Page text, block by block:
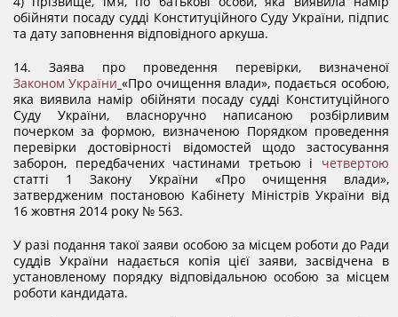
обійняти посаду судді Конституційного Суду України, підпис
та дату заповнення відповідного аркуша.
14. Заява про проведення перевірки, визначеної
Законом України «Про очищення влади», подається особою,
яка виявила намір обійняти посаду судді Конституційного
Суду України, власноручно написаною розбірливим
почерком за формою, визначеною Порядком проведення
перевірки достовірності відомостей щодо застосування
заборон, передбачених частинами третьою і четвертою
статті 1 Закону України «Про очищення влади»,
затвердженим постановою Кабінету Міністрів України від
16 жовтня 2014 року № 563.
У разі подання такої заяви особою за місцем роботи до Ради
суддів України надається копія цієї заяви, засвідчена в
установленому порядку відповідальною особою за місцем
роботи кандидата.